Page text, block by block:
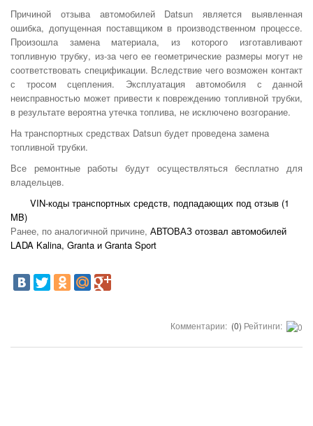
Причиной отзыва автомобилей Datsun является выявленная
ошибка, допущенная поставщиком в производственном процессе.
Произошла замена материала, из которого изготавливают
топливную трубку, из-за чего ее геометрические размеры могут не
соответствовать спецификации. Вследствие чего возможен контакт
с тросом сцепления. Эксплуатация автомобиля с данной
неисправностью может привести к повреждению топливной трубки,
в результате вероятна утечка топлива, не исключено возгорание.
На транспортных средствах Datsun будет проведена замена
топливной трубки.
Все ремонтные работы будут осуществляться бесплатно для
владельцев.
VIN-коды транспортных средств, подпадающих под отзыв (1
MB)
Ранее, по аналогичной причине, АВТОВАЗ отозвал автомобилей
LADA Kalina, Granta и Granta Sport
Комментарии: (0) Рейтинги: